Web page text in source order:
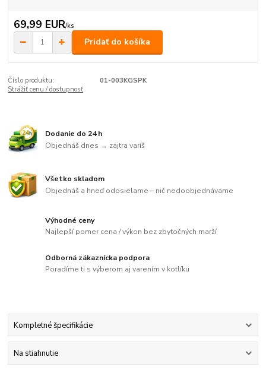
69,99 EUR/ks
Pridať do košíka
Číslo produktu:
01-003KGSPK
Strážiť cenu / dostupnosť
Dodanie do 24 h
Objednáš dnes → zajtra varíš
Všetko skladom
Objednáš a hneď odosielame – nič nedoobjednávame
Výhodné ceny
Najlepší pomer cena / výkon bez zbytočných marží
Odborná zákaznícka podpora
Poradíme ti s výberom aj varením v kotlíku
Kompletné špecifikácie
Na stiahnutie